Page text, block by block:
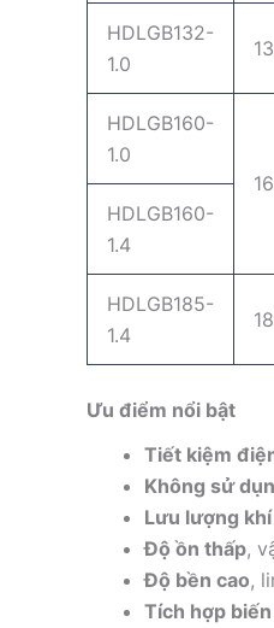
HDLGB132-
1.0
HDLGB160-
1.0
HDLGB160-
1.4
HDLGB185-
1.4
Ưu điểm nổi bật
Tiết kiệm
Không sử
Lưu lượng
Độ ồn thấp,
Độ bền cao,
Tích hợp